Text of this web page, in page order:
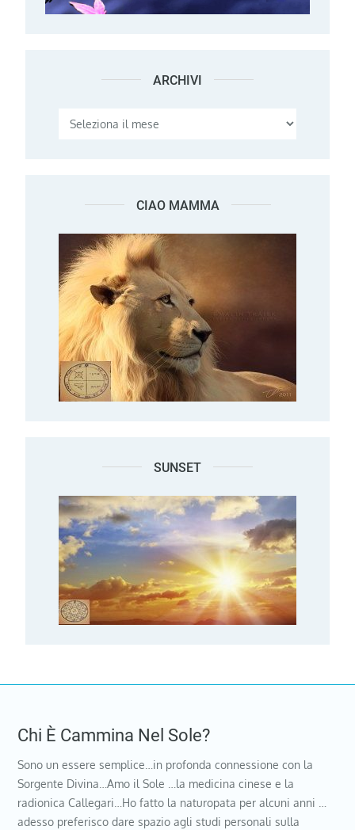
ARCHIVI Archivi
CIAO MAMMA
SUNSET
Chi È Cammina Nel Sole?
Sono un essere semplice…in profonda connessione con la
Sorgente Divina…Amo il Sole …la medicina cinese e la
radionica Callegari…Ho fatto la naturopata per alcuni anni …
adesso preferisco dare spazio agli studi personali sulla